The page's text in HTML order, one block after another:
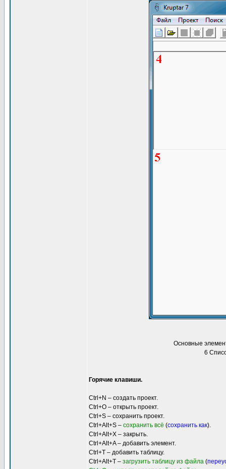
Основные
6
Горячие клавиши.
Ctrl+N – создать проект.
Ctrl+O – открыть проект.
Ctrl+S – сохранить проект.
Ctrl+Alt+S – сохранить всё (сохранить как).
Ctrl+Alt+X – закрыть.
Ctrl+Alt+A – добавить элемент.
Ctrl+T – добавить таблицу.
Ctrl+Alt+T – загрузить таблицу из файла (